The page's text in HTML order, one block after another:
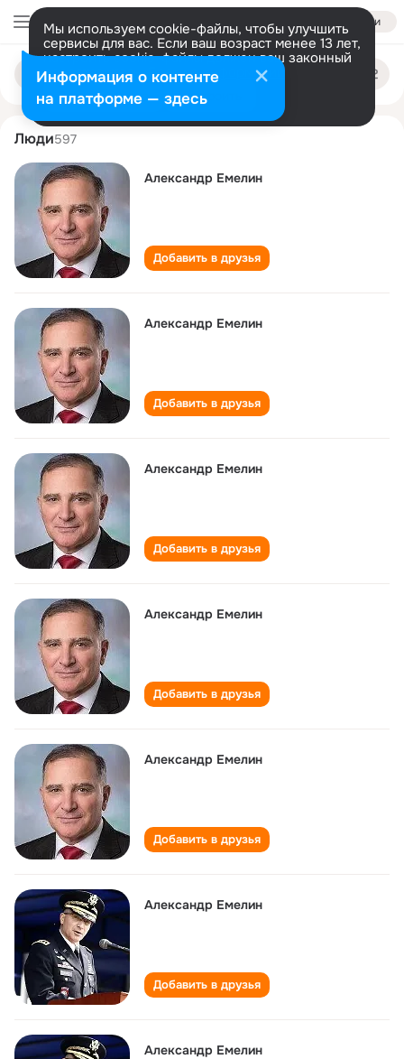
Войти
Мы используем cookie-файлы, чтобы улучшить
сервисы для вас. Если ваш возраст менее 13 лет,
настроить cookie-файлы должен ваш законный
представитель. Больше информации
Разрешить все Настроить
Поиск
людям
aleksandr emelin
Люди597
Александр Емелин
Добавить в друзья
Александр Емелин
Добавить в друзья
Александр Емелин
Добавить в друзья
Александр Емелин
Добавить в друзья
Александр Емелин
Добавить в друзья
Александр Емелин
Добавить в друзья
Александр Емелин
Информация о контенте
на платформе — здесь